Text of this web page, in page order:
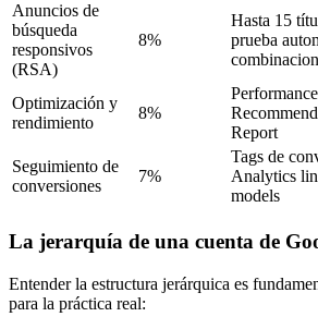
Anuncios de
búsqueda
responsivos
(RSA)
8%
Hasta 15
prueba
Optimización y
rendimiento
8%
Report
Seguimiento de
conversiones
7%
Tags de
Analytics
models
La jerarquía de una cuenta de
Entender la estructura jerárquica es
para la práctica real: